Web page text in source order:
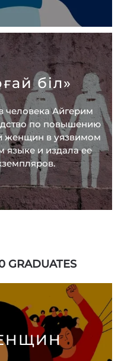
біл»
Айгерим
по повышению
женщин в уязвимом
языке и издала ее
GRADUATES